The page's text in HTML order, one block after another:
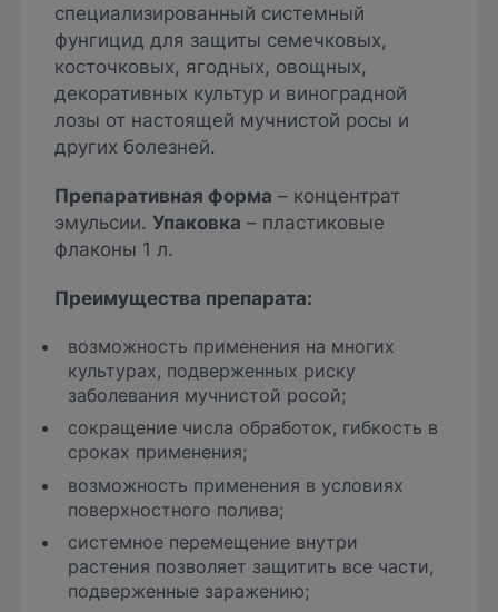
специализированный системный
фунгицид для защиты семечковых,
косточковых, ягодных, овощных,
декоративных культур и виноградной
лозы от настоящей мучнистой росы и
других болезней.
Препаративная форма – концентрат
эмульсии. Упаковка – пластиковые
флаконы 1 л.
Преимущества препарата:
возможность применения на многих
культурах, подверженных риску
заболевания мучнистой росой;
сокращение числа обработок, гибкость в
сроках применения;
возможность применения в условиях
поверхностного полива;
системное перемещение внутри
растения позволяет защитить все части,
подверженные заражению;